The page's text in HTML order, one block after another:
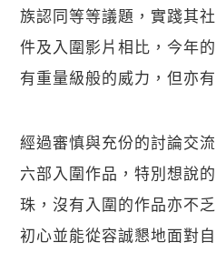
族認同等等議題，實踐其
件及入圍影片相比，今年
有重量級般的威力，但亦
經過審慎與充份的討論交
六部入圍作品，特別想說
珠，沒有入圍的作品亦不
初心並能從容誠懇地面對